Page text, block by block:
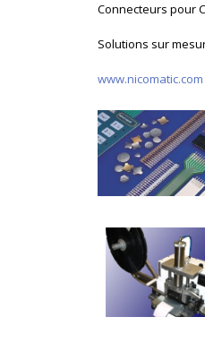
Connecteurs pour
Solutions sur
www.nicomatic.com